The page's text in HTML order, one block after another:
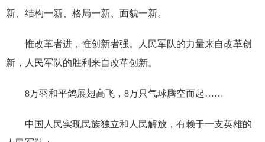
新、结构一新、格局一新、面貌一新。
惟改革者进，惟创新者强。人民军队的力量来自改革创
新，人民军队的胜利来自改革创新。
8万羽和平鸽展翅高飞，8万只气球腾空而起……
中国人民实现民族独立和人民解放，有赖于一支英雄的